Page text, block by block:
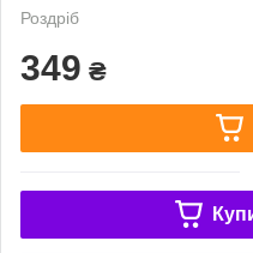
Роздріб
349 ₴